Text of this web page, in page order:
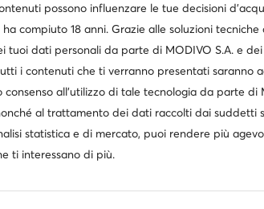
possono influenzare le tue decisioni
compiuto 18 anni. Grazie alle soluzioni
tuoi dati personali da parte di MODIVO S.A. e
i contenuti che ti verranno presentati saranno
consenso all’utilizzo di tale tecnologia da parte di
al trattamento dei dati raccolti dai suddetti
statistica e di mercato, puoi rendere più
ti interessano di più.